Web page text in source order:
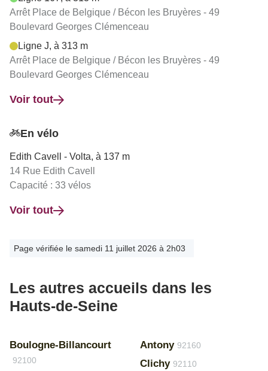
Arrêt Place de Belgique / Bécon les Bruyères - 49
Boulevard Georges Clémenceau
Ligne J, à 313 m
Arrêt Place de Belgique / Bécon les Bruyères - 49
Boulevard Georges Clémenceau
Voir tout
En vélo
Edith Cavell - Volta, à 137 m
14 Rue Edith Cavell
Capacité : 33 vélos
Voir tout
Page vérifiée le samedi 11 juillet 2026 à 2h03
Les autres accueils dans les
Hauts-de-Seine
Boulogne-Billancourt
92100
Antony 92160
Clichy 92110